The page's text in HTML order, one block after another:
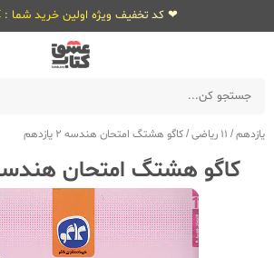
❤ کد تخفیف ویژه اولین خرید شما : KLC ❤
یازدهم/ 11 ریاضی /کاگو هشتگ امتحان هندسه 2 یازدهم
کاگو هشتگ امتحان هندسه 2